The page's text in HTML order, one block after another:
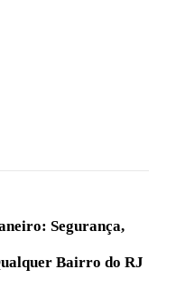
Segurança,
Bairro do RJ